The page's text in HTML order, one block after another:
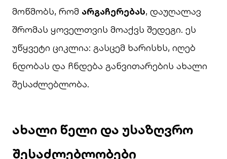
მოწმობს, რომ არგაჩერებას, დაუღალავ
შრომას ყოველთვის მოაქვს შედეგი. ეს
უწყვეტი ციკლია: გასცემ ხარისხს, იღებ
ნდობას და ჩნდება განვითარების ახალი
შესაძლებლობა.
ახალი წელი და უსაზღვრო
შესაძლებლობები